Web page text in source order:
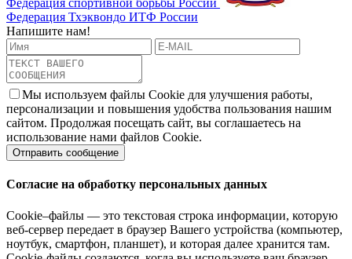
Федерация спортивной борьбы России
Федерация Тхэквондо ИТФ России
Напишите нам!
Мы используем файлы Cookie для улучшения работы,
персонализации и повышения удобства пользования нашим
сайтом. Продолжая посещать сайт, вы соглашаетесь на
использование нами файлов Cookie.
Согласие на обработку персональных данных
Cookie–файлы — это текстовая строка информации, которую
веб-сервер передает в браузер Вашего устройства (компьютер,
ноутбук, смартфон, планшет), и которая далее хранится там.